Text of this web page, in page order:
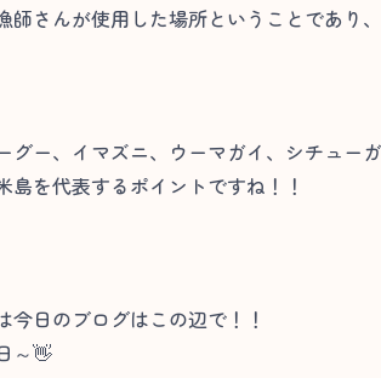
師さんが使用した場所ということであり
グー、イマズニ、ウーマガイ、シチュー
島を代表するポイントですね！！
今日のブログはこの辺で！！
～👋